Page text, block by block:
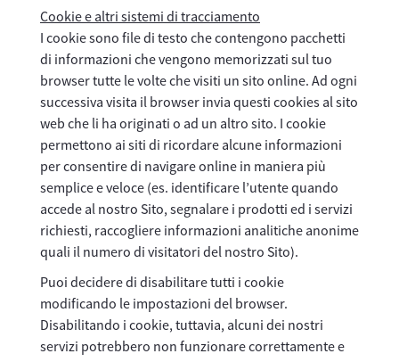
Cookie e altri sistemi di tracciamento
I cookie sono file di testo che contengono pacchetti
di informazioni che vengono memorizzati sul tuo
browser tutte le volte che visiti un sito online. Ad ogni
successiva visita il browser invia questi cookies al sito
web che li ha originati o ad un altro sito. I cookie
permettono ai siti di ricordare alcune informazioni
per consentire di navigare online in maniera più
semplice e veloce (es. identificare l’utente quando
accede al nostro Sito, segnalare i prodotti ed i servizi
richiesti, raccogliere informazioni analitiche anonime
quali il numero di visitatori del nostro Sito).
Puoi decidere di disabilitare tutti i cookie
modificando le impostazioni del browser.
Disabilitando i cookie, tuttavia, alcuni dei nostri
servizi potrebbero non funzionare correttamente e